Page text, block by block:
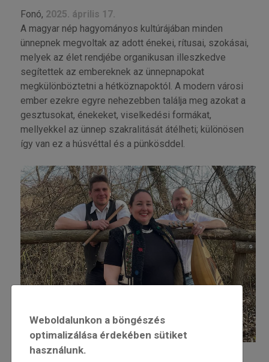
Fonó, 2025. április 17.
A magyar nép hagyományos kultúrájában minden
ünnepnek megvoltak az adott énekei, rítusai, szokásai,
melyek az élet rendjébe organikusan illeszkedve
segítettek az embereknek az ünnepnapokat
megkülönböztetni a hétköznapoktól. A modern városi
ember ezekre egyre nehezebben találja meg azokat a
gesztusokat, énekeket, viselkedési formákat,
mellyekkel az ünnep szakralitását átélheti; különösen
így van ez a húsvéttal és a pünkösddel.
Weboldalunkon a böngészés
optimalizálása érdekében sütiket
használunk.